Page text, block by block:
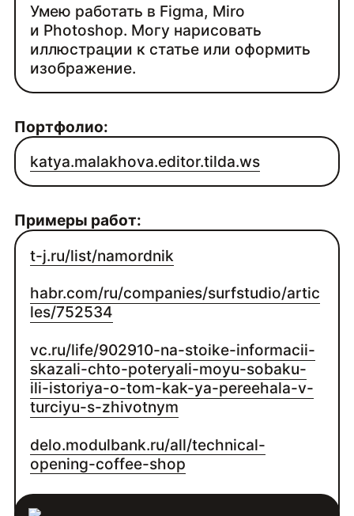
Умею работать в Figma, Miro
и Photoshop. Могу нарисовать
иллюстрации к статье или оформить
изображение.
Портфолио:
katya.malakhova.editor.tilda.ws
Примеры работ:
t-j.ru/list/namordnik
habr.com/ru/companies/surfstudio/artic
les/752534
vc.ru/life/902910-na-stoike-informacii-
skazali-chto-poteryali-moyu-sobaku-
ili-istoriya-o-tom-kak-ya-pereehala-v-
turciyu-s-zhivotnym
delo.modulbank.ru/all/technical-
opening-coffee-shop